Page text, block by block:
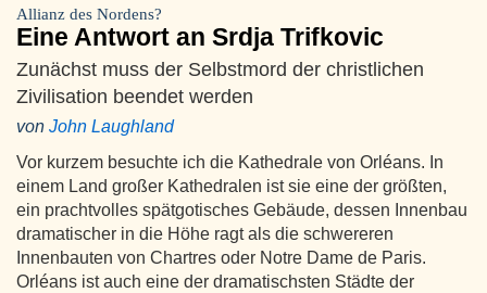
Allianz des Nordens?
Eine Antwort an Srdja Trifkovic
Zunächst muss der Selbstmord der christlichen
Zivilisation beendet werden
von John Laughland
Vor kurzem besuchte ich die Kathedrale von Orléans. In
einem Land großer Kathedralen ist sie eine der größten,
ein prachtvolles spätgotisches Gebäude, dessen Innenbau
dramatischer in die Höhe ragt als die schwereren
Innenbauten von Chartres oder Notre Dame de Paris.
Orléans ist auch eine der dramatischsten Städte der